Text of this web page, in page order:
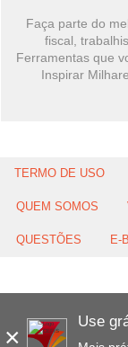
×
Use
Faça parte do
fiscal,
Ferramentas que
Inspirar
TERMO DE USO
QUEM SOMOS
QUESTÕES E-